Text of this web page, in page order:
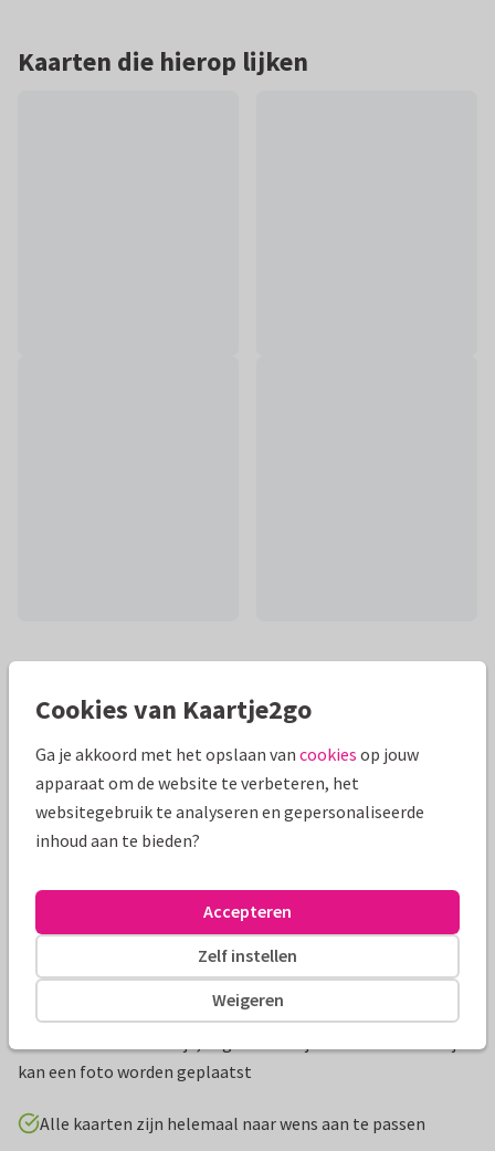
Kaarten die hierop lijken
Productinformatie
Een schattige uitnodiging voor babyborrel meisje met een
kan een foto worden geplaatst
Alle kaarten zijn helemaal naar wens aan te passen
Cookies van Kaartje2go
Ga je akkoord met het opslaan van cookies op jouw
apparaat om de website te verbeteren, het
websitegebruik te analyseren en gepersonaliseerde
inhoud aan te bieden?
Weigeren
Zelf instellen
Accepteren